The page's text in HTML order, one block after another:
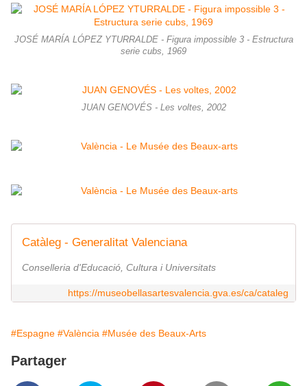
JOSÉ MARÍA LÓPEZ YTURRALDE - Figura impossible 3 - Estructura
serie cubs, 1969
JUAN GENOVÉS - Les voltes, 2002
Catàleg - Generalitat Valenciana
Conselleria d'Educació, Cultura i Universitats
https://museobellasartesvalencia.gva.es/ca/cataleg
#Espagne #València #Musée des Beaux-Arts
Partager